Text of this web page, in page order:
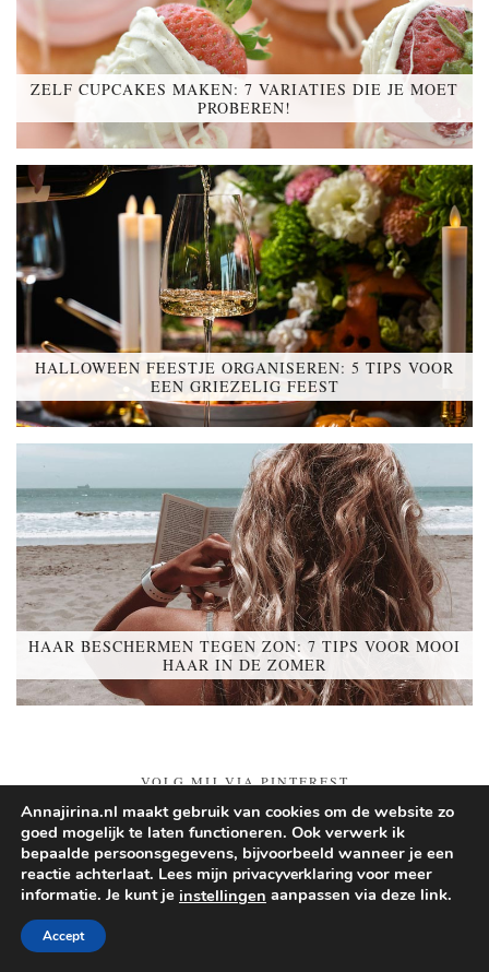
ZELF CUPCAKES MAKEN: 7 VARIATIES DIE JE MOET
PROBEREN!
HALLOWEEN FEESTJE ORGANISEREN: 5 TIPS VOOR
EEN GRIEZELIG FEEST
HAAR BESCHERMEN TEGEN ZON: 7 TIPS VOOR MOOI
HAAR IN DE ZOMER
VOLG MIJ VIA PINTEREST
Follow on Pinterest
Annajirina.nl maakt gebruik van cookies om de website zo
goed mogelijk te laten functioneren. Ook verwerk ik
bepaalde persoonsgegevens, bijvoorbeeld wanneer je een
reactie achterlaat. Lees mijn privacyverklaring voor meer
informatie. Je kunt je instellingen aanpassen via deze link.
Accept